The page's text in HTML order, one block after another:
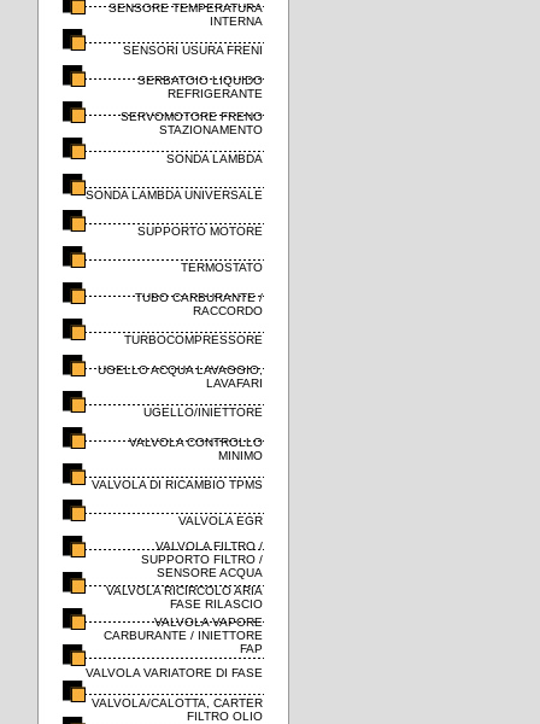
SENSORE TEMPERATURA
INTERNA
SENSORI USURA FRENI
SERBATOIO LIQUIDO
REFRIGERANTE
SERVOMOTORE FRENO
STAZIONAMENTO
SONDA LAMBDA
SONDA LAMBDA UNIVERSALE
SUPPORTO MOTORE
TERMOSTATO
TUBO CARBURANTE /
RACCORDO
TURBOCOMPRESSORE
UGELLO ACQUA LAVAGGIO,
LAVAFARI
UGELLO/INIETTORE
VALVOLA CONTROLLO
MINIMO
VALVOLA DI RICAMBIO TPMS
VALVOLA EGR
VALVOLA FILTRO /
SUPPORTO FILTRO /
SENSORE ACQUA
VALVOLA RICIRCOLO ARIA
FASE RILASCIO
VALVOLA VAPORE
CARBURANTE / INIETTORE
FAP
VALVOLA VARIATORE DI FASE
VALVOLA/CALOTTA, CARTER
FILTRO OLIO